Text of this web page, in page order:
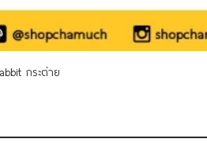
กระต่าย